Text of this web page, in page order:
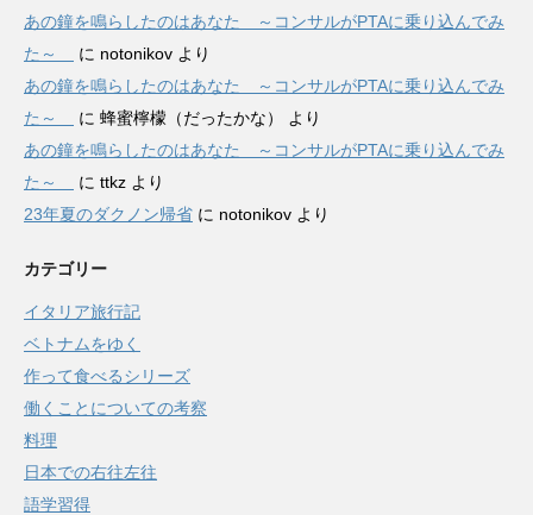
あの鐘を鳴らしたのはあなた ～コンサルがPTAに乗り込んでみ
た～
に notonikov より
あの鐘を鳴らしたのはあなた ～コンサルがPTAに乗り込んでみ
た～
に 蜂蜜檸檬（だったかな）
より
あの鐘を鳴らしたのはあなた ～コンサルがPTAに乗り込んでみ
た～
に ttkz より
23年夏のダクノン帰省 に notonikov より
カテゴリー
イタリア旅行記
ベトナムをゆく
作って食べるシリーズ
働くことについての考察
料理
日本での右往左往
語学習得